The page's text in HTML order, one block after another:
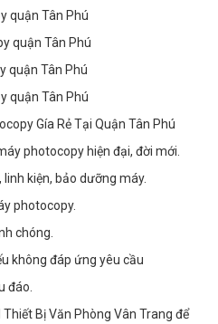
quận Tân Phú
quận Tân Phú
quận Tân Phú
quận Tân Phú
Gía Rẻ Tại Quận Tân Phú
photocopy hiện đại, đời mới.
kiện, bảo dưỡng máy.
photocopy.
chóng.
không đáp ứng yêu cầu
đáo.
Thiết Bị Văn Phòng Vân Trang để